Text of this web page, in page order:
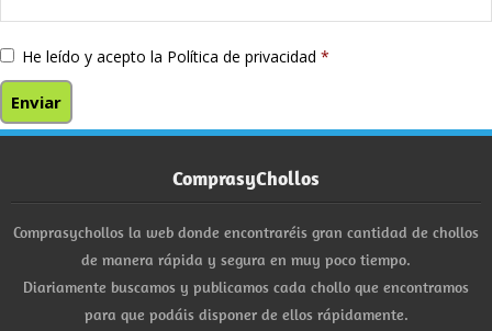
He leído y acepto la Política de privacidad *
ComprasyChollos
Comprasychollos la web donde encontraréis gran cantidad de chollos
de manera rápida y segura en muy poco tiempo.
Diariamente buscamos y publicamos cada chollo que encontramos
para que podáis disponer de ellos rápidamente.